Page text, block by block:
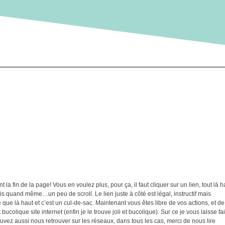
la fin de la page! Vous en voulez plus, pour ça, il faut cliquer sur un lien, tout là
quand même…un peu de scroll. Le lien juste à côté est légal, instructif mais
là haut et c’est un cul-de-sac. Maintenant vous êtes libre de vos actions, et
site internet (enfin je le trouve joli et bucolique). Sur ce je vous laisse
aussi nous retrouver sur les réseaux, dans tous les cas, merci de nous lire